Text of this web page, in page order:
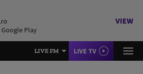
Google Play
VIEW
LIVE FM LIVE TV